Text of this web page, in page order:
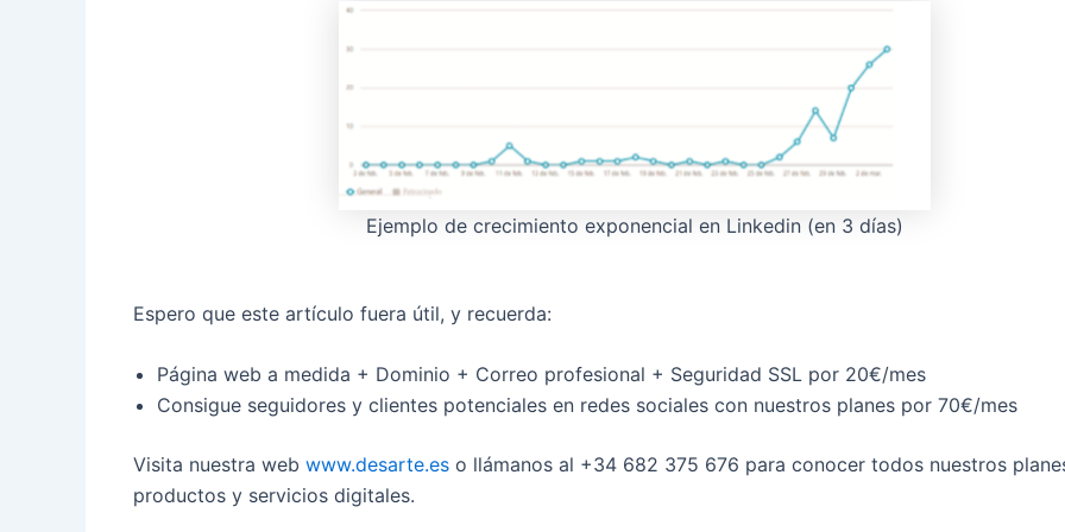
Ejemplo de crecimiento exponencial en Linkedin (en 3 días)
Espero que este artículo fuera útil, y recuerda:
Página web a medida + Dominio + Correo profesional + Seguridad SSL por 20€/mes
Consigue seguidores y clientes potenciales en redes sociales con nuestros planes por 70€/mes
Visita nuestra web www.desarte.es o llámanos al +34 682 375 676 para conocer todos nuestros
productos y servicios digitales.